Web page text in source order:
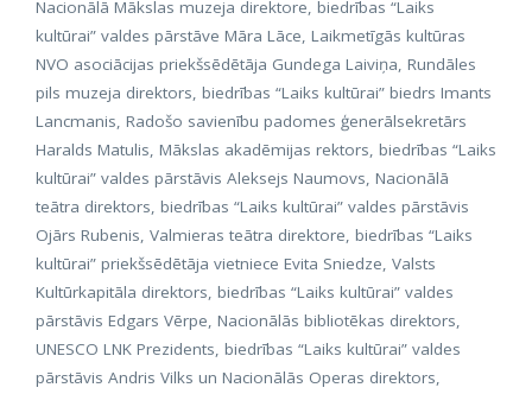
Nacionālā Mākslas muzeja direktore, biedrības “Laiks
kultūrai” valdes pārstāve Māra Lāce, Laikmetīgās kultūras
NVO asociācijas priekšsēdētāja Gundega Laiviņa, Rundāles
pils muzeja direktors, biedrības “Laiks kultūrai” biedrs Imants
Lancmanis, Radošo savienību padomes ģenerālsekretārs
Haralds Matulis, Mākslas akadēmijas rektors, biedrības “Laiks
kultūrai” valdes pārstāvis Aleksejs Naumovs, Nacionālā
teātra direktors, biedrības “Laiks kultūrai” valdes pārstāvis
Ojārs Rubenis, Valmieras teātra direktore, biedrības “Laiks
kultūrai” priekšsēdētāja vietniece Evita Sniedze, Valsts
Kultūrkapitāla direktors, biedrības “Laiks kultūrai” valdes
pārstāvis Edgars Vērpe, Nacionālās bibliotēkas direktors,
UNESCO LNK Prezidents, biedrības “Laiks kultūrai” valdes
pārstāvis Andris Vilks un Nacionālās Operas direktors,